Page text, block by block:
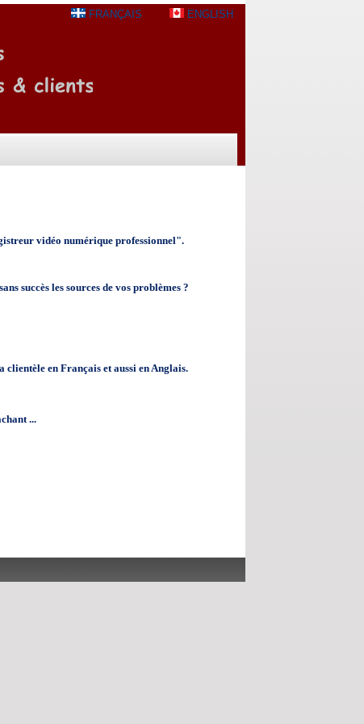
FRANÇAIS ENGLISH
vidéo numérique professionnel".
succès les sources de vos problèmes ?
en Français et aussi en Anglais.
...